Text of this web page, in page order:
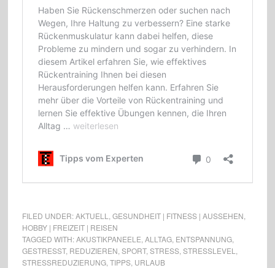
FILED UNDER:AKTUELL GESUNDHEIT | FITNESS | AUSSEHEN
HOBBY | FREIZEIT | REISEN
TAGGED WITH:AKUSTIKPANEELE ALLTAG, ENTSPANNUNG,
GESTRESST, REDUZIEREN SPORT, STRESS, STRESSLEVEL
STRESSREDUZIERUNG, TIPPS, URLAUB